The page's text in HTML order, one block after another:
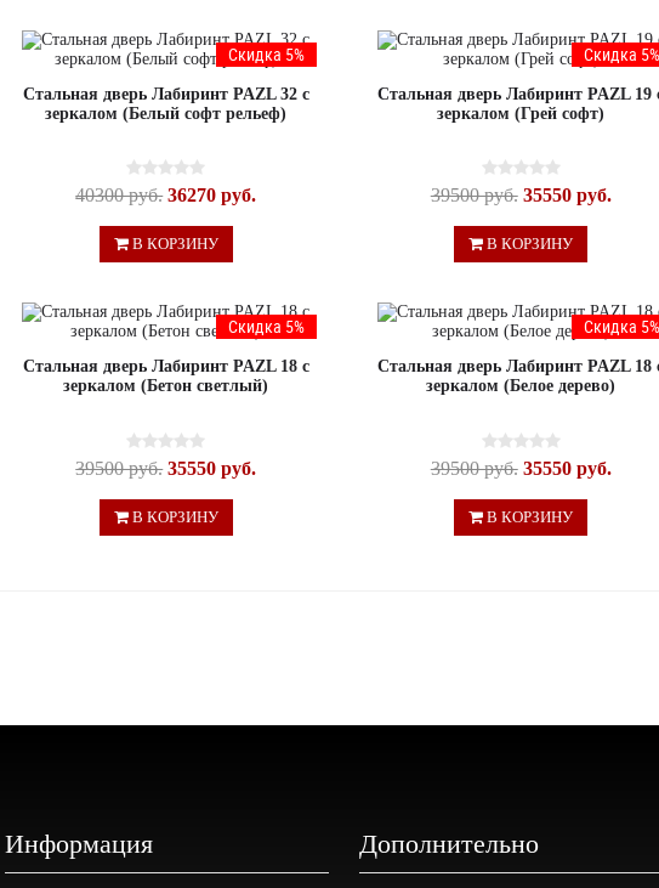
Скидка 5%
Стальная дверь Лабиринт PAZL 32 с
зеркалом (Белый софт рельеф)
40300 руб. 36270 руб.
В КОРЗИНУ
Скидка 5%
Стальная дверь Лабиринт PAZL 19
зеркалом (Грей софт)
39500 руб. 35550 руб.
В КОРЗИНУ
Скидка 5%
Стальная дверь Лабиринт PAZL 18 с
зеркалом (Бетон светлый)
39500 руб. 35550 руб.
В КОРЗИНУ
Скидка 5%
Стальная дверь Лабиринт PAZL 18
зеркалом (Белое дерево)
39500 руб. 35550 руб.
В КОРЗИНУ
Информация Дополнительно